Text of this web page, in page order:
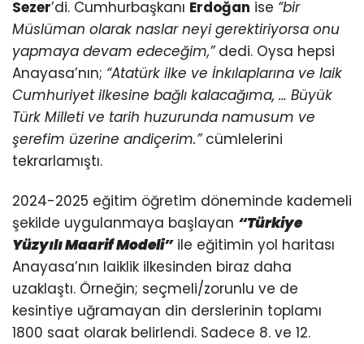
Sezer’di. Cumhurbaşkanı Erdoğan ise “bir
Müslüman olarak naslar neyi gerektiriyorsa onu
yapmaya devam edeceğim,”dedi. Oysa hepsi
Anayasa’nın; “Atatürk ilke ve İnkılaplarına ve laik
Cumhuriyet ilkesine bağlı kalacağıma, … Büyük
Türk Milleti ve tarih huzurunda namusum ve
şerefim üzerine andiçerim.”cümlelerini
tekrarlamıştı.
2024-2025 eğitim öğretim döneminde kademeli
şekilde uygulanmaya başlayan “Türkiye
Yüzyılı Maarif Modeli”ile eğitimin yol haritası
Anayasa’nın laiklik ilkesinden biraz daha
uzaklaştı. Örneğin; seçmeli/zorunlu ve de
kesintiye uğramayan din derslerinin toplamı
1800 saat olarak belirlendi. Sadece 8. ve 12.